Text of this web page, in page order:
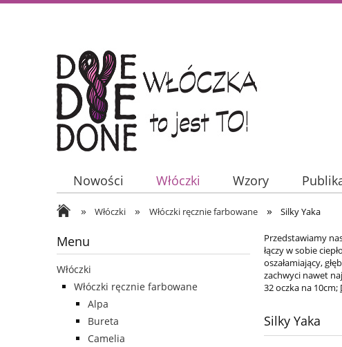
Nowości Włóczki Wzory
» Włóczki » Włóczki ręcznie farbowane » Silky Yaka
Menu
Włóczki
Włóczki ręcznie farbowane
Alpa
Bureta
Camelia
Przedstawiamy
łączy w sobie
oszałamiający,
zachwyci nawet
32 oczka na 10cm;
Silky Yaka